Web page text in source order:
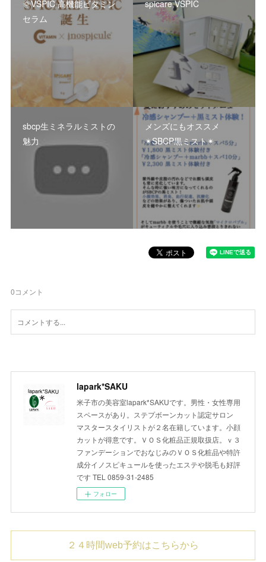
🌞VSPIC 高機能ビタミン
セラム
spicare VSPIC
sbcp生ミネラルミストの
魅力
メンズにもオススメ
✴︎SBCP黒ミスト✴︎
0コメント
lapark*SAKU
米子市の美容室lapark*SAKUです。男性・女性専用
スペースがあり。ステプボーンカット認定サロン
マスタースタイリストが２名在籍しています。小顔
カットが得意です。ＶＯＳ化粧品正規取扱店。ｖ３
ファンデーションでおなじみのＶＯＳ化粧品や特許
成分イノスピキュールを使ったエステや脱毛も好評
です TEL 0859-31-2485
フォロー
２４時間web予約はこちらから